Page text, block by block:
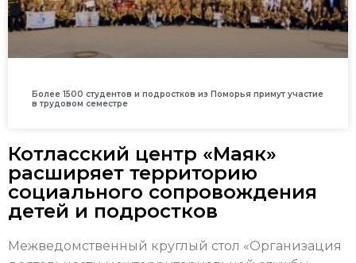
Более 1500 студентов и подростков из Поморья примут участие
в трудовом семестре
Котласский центр «Маяк»
расширяет территорию
социального сопровождения
детей и подростков
Межведомственный круглый стол «Организация